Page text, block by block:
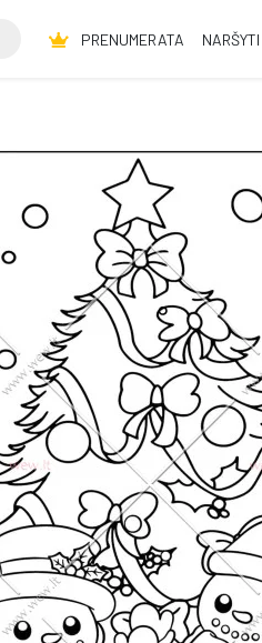
PRENUMERATA NARŠYTI